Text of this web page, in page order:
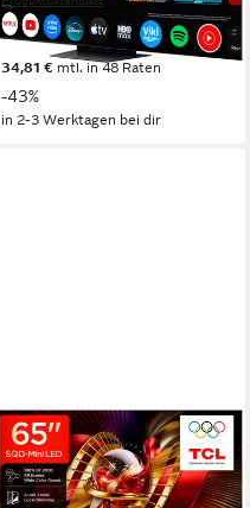
1.199,00 € UVP2.099,00 €
nur bis Dienstag
34,81 € mtl. in 48 Raten
-43%
in 2-3 Werktagen bei dir